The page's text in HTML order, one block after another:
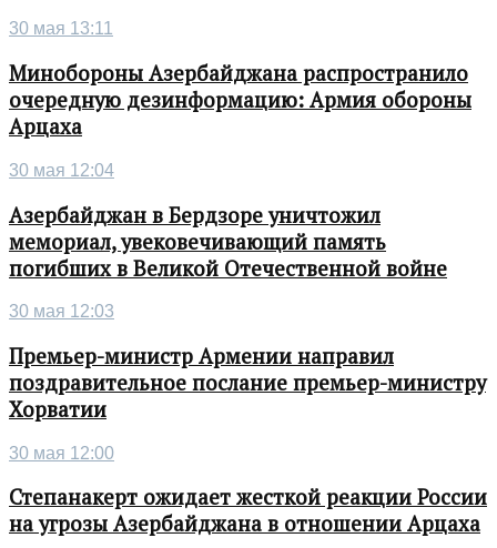
30 мая 13:11
Минобороны Азербайджана распространило
очередную дезинформацию: Армия обороны
Арцаха
30 мая 12:04
Азербайджан в Бердзоре уничтожил
мемориал, увековечивающий память
погибших в Великой Отечественной войне
30 мая 12:03
Премьер-министр Армении направил
поздравительное послание премьер-министру
Хорватии
30 мая 12:00
Степанакерт ожидает жесткой реакции России
на угрозы Азербайджана в отношении Арцаха